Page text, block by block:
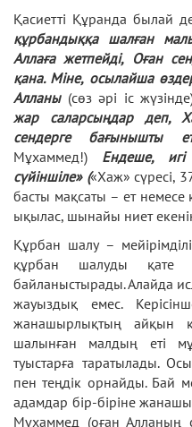
Қасиетті Құранда былай
құрбандыққа шалған
Аллаға жетпейді, Оған
қана. Міне, осылайша
Алланы (сөз әрі іс
жар саларсыңдар деп,
сендерге бағынышты
Мұхаммед!) Ендеше, игі
сүйіншіле» («Хаж» сүресі,
басты мақсаты – ет немесе
ықылас, шынайы ниет
Құрбан шалу –
құрбан шалуды қате
байланыстырады. Алайда
жауыздық емес.
жанашырлықтың айқын
шалынған малдың еті
туыстарға таратылады.
пен теңдік орнайды. Бай
адамдар бір-біріне
Мұхаммед (оған Алланың